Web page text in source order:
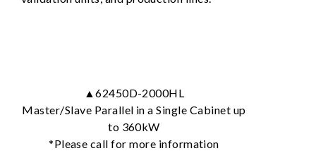
▲62450D-2000HL
Master/Slave Parallel in a Single Cabinet up
to 360kW
*Please call for more information